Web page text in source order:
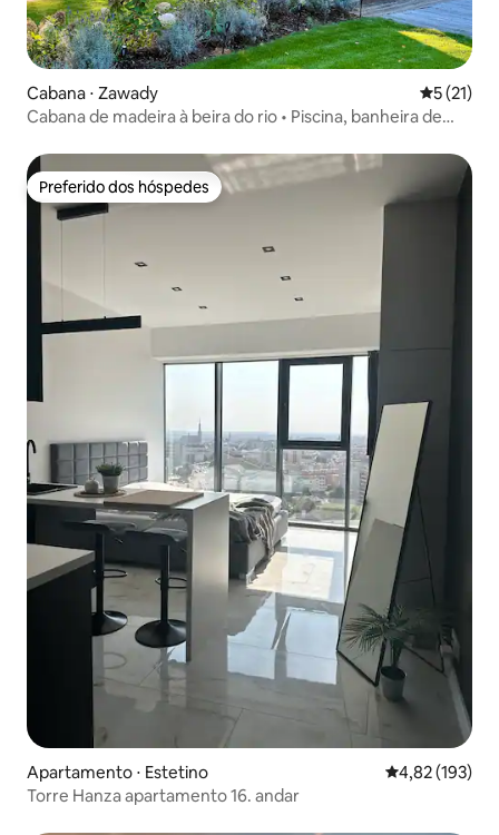
Cabana ⋅ Zawady 5 de uma
5 (21)
Cabana de madeira à beira do rio • Piscina, banheira de
Preferido dos hóspedes
Preferido dos hóspedes
Apartamento ⋅ Estetino 4,82 de uma
4,82 (193)
Torre Hanza apartamento 16. andar